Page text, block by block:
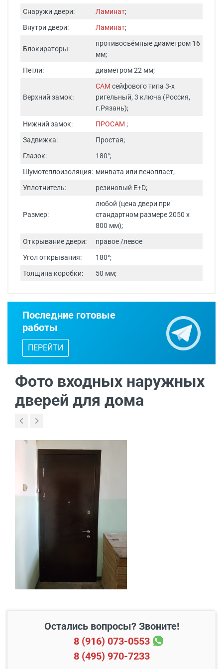
Снаружи двери: Ламинат;
Внутри двери:
Ламинат;
Блокираторы:
противосъёмные диаметром 16
мм;
Петли:
диаметром 22 мм;
Верхний замок:
САМ сейфового типа 3-х
ригельный, 3 ключа (Россия,
г.Рязань);
Нижний замок:
ПРОСАМ ;
Задвижка:
Простая;
Глазок:
180°;
Шумотеплоизоляция: минвата или пенопласт;
Уплотнитель:
резиновый E+D;
Размер:
любой (цена двери при
стандартном размере 2050 х
800 мм);
Открывание двери:
правое /левое
Угол открывания:
180°;
Толщина коробки:
50 мм;
Бесплатный выезд специалиста
каталогом входных дверей, образцами
В пределах МКАД и в
радиусе 20 км от него
Свыше 20 км от МКАД 45 руб./км
Подъем до квартиры 200 руб./этаж
Последние готовые
работы
ПЕРЕЙТИ
Фото входных наружных
дверей для дома
Остались вопросы? Звоните!
8 (916) 073-0553
8 (495) 970-7233